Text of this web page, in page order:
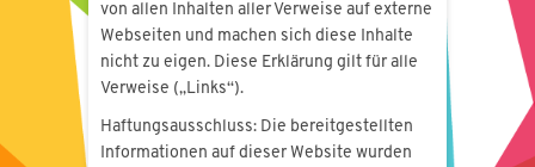
von allen Inhalten aller Verweise auf externe
Webseiten und machen sich diese Inhalte
nicht zu eigen. Diese Erklärung gilt für alle
Verweise („Links“).
Haftungsausschluss: Die bereitgestellten
Informationen auf dieser Website wurden